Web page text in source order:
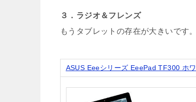
３．ラジオ＆フレンズ
もうタブレットの存在が大きいです
ASUS Eeeシリーズ EeePad TF300 ホ